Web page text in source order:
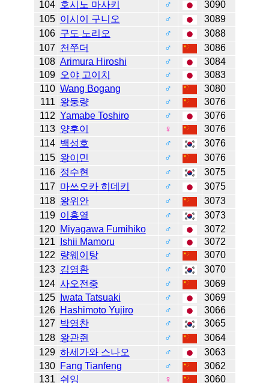
104 호시노 마사키 ♂
3090
105 이시이 구니오 ♂
3089
106 구도 노리오 ♂
3088
107 천쭈더 ♂
3086
108 Arimura Hiroshi ♂
3084
109 오야 고이치 ♂
3083
110 Wang Bogang ♂
3080
111 왕둥량 ♂
3076
112 Yamabe Toshiro ♂
3076
113 양후이 ♀
3076
114 백성호 ♂
3076
115 왕이민 ♂
3076
116 정수현 ♂
3075
117 마쓰오카 히데키 ♂
3075
118 왕위안 ♂
3073
119 이홍열 ♂
3073
120 Miyagawa Fumihiko ♂
3072
121
Ishii Mamoru ♂
3072
122 량웨이탕 ♂
3070
123 김영환 ♂
3070
124 사오전중 ♂
3069
125
Iwata Tatsuaki ♂
3069
126 Hashimoto Yujiro ♂
3066
127 박영찬 ♂
3065
128 왕관쥔 ♂
3064
129 하세가와 스나오 ♂
3063
130 Fang Tianfeng ♂
3062
131 쉬잉 ♀
3060